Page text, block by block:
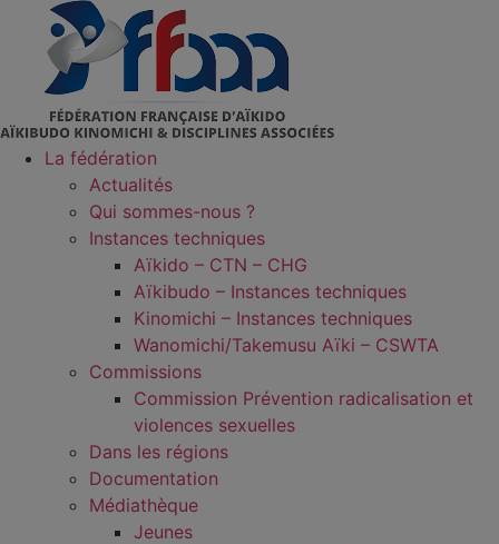
contenu
La fédération
Actualités
Qui sommes-nous ?
Instances techniques
Aïkido – CTN – CHG
Aïkibudo – Instances techniques
Kinomichi – Instances techniques
Wanomichi/Takemusu Aïki – CSWTA
Commissions
Commission Prévention radicalisation et
violences sexuelles
Dans les régions
Documentation
Médiathèque
Jeunes